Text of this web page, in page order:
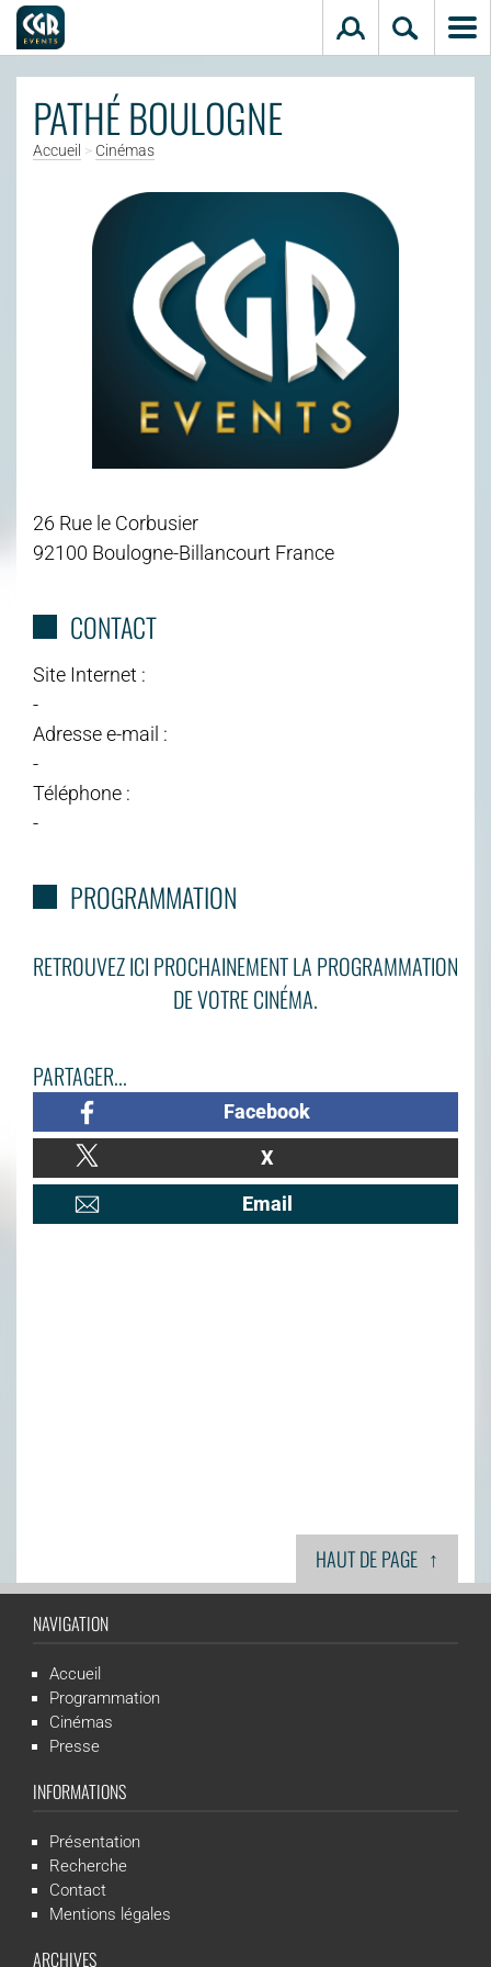
Aller au contenu principal
PATHÉ BOULOGNE
Accueil > Cinémas
26 Rue le Corbusier
92100 Boulogne-Billancourt France
CONTACT
Site Internet :
-
Adresse e-mail :
-
Téléphone :
-
PROGRAMMATION
RETROUVEZ ICI PROCHAINEMENT LA PROGRAMMATION
DE VOTRE CINÉMA.
PARTAGER...
Facebook
X
Email
HAUT DE PAGE ↑
NAVIGATION
Accueil
Programmation
Cinémas
Presse
INFORMATIONS
Présentation
Recherche
Contact
Mentions légales
ARCHIVES